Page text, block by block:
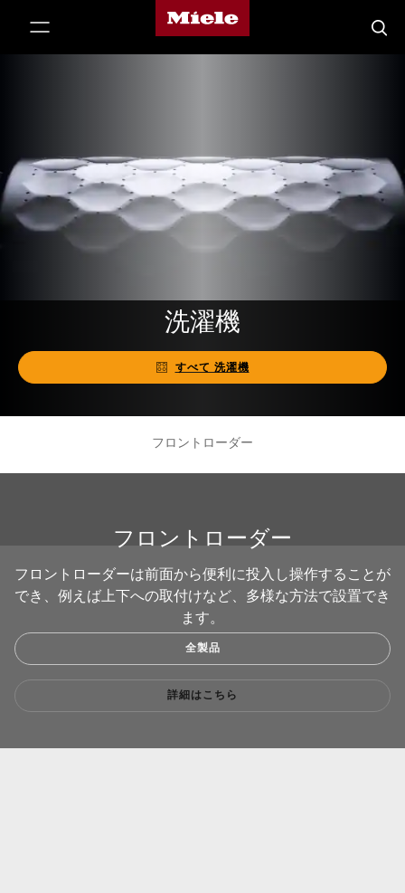
Mieleのホームページ
検索
洗濯機
すべて 洗濯機
フロントローダー
フロントローダー
フロントローダーは前面から便利に投入し操作することが
でき、例えば上下への取付けなど、多様な方法で設置でき
ます。
全製品
詳細はこちら